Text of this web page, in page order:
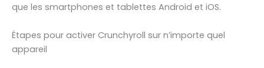
que les smartphones et tablettes Android et iOS.
Étapes pour activer Crunchyroll sur n’importe quel
appareil